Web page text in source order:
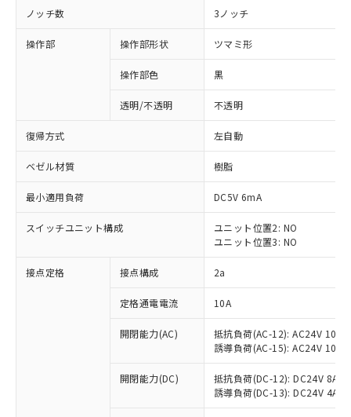
ノッチ数 3ノッチ
操作部 操作部形状 ツマミ形
操作部色 黒
透明/不透明 不透明
復帰方式 左自動
ベゼル材質 樹脂
最小適用負荷 DC5V 6mA
スイッチユニット構成
ユニット位置2: NO
ユニット位置3: NO
接点定格 接点構成 2a
定格通電電流 10A
開閉能力(AC)
抵抗負荷(AC-12): AC24V 10A/
誘導負荷(AC-15): AC24V
開閉能力(DC)
抵抗負荷(DC-12): DC24V 8A/
誘導負荷(DC-13): DC24V 4A/
※1 対応状況
対応済み：EU RoHS指令（10物質）の
非含有に対応した製品が提供可能な商品で
対応予定：EU RoHS指令（10物質）の非含
有に対応した製品に切り替える予定のある